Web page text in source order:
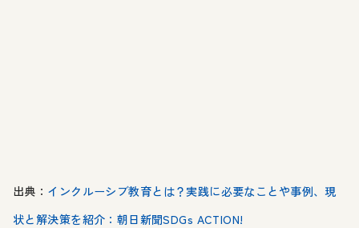
出典： インクルーシブ教育とは？実践に必要なことや事例、現
状と解決策を紹介：朝日新聞SDGs ACTION!